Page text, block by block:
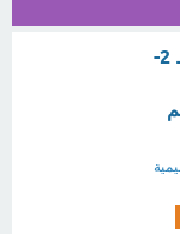
طرائق التشكيل 1-طريقة الضغط 2-